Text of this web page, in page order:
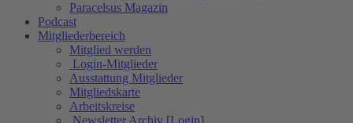
Paracelsus Magazin
Podcast
Mitgliederbereich
Mitglied werden
Login-Mitglieder
Ausstattung Mitglieder
Mitgliedskarte
Arbeitskreise
Newsletter Archiv [Login]